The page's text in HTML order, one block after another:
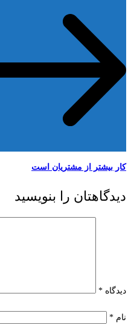
کار بیشتر از مشتریان است
دیدگاهتان را بنویسید
دیدگاه *
نام *